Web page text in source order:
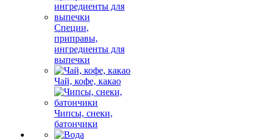
Специи,
приправы,
ингредиенты для
выпечки
Чай, кофе, какао
Чипсы, снеки,
батончики